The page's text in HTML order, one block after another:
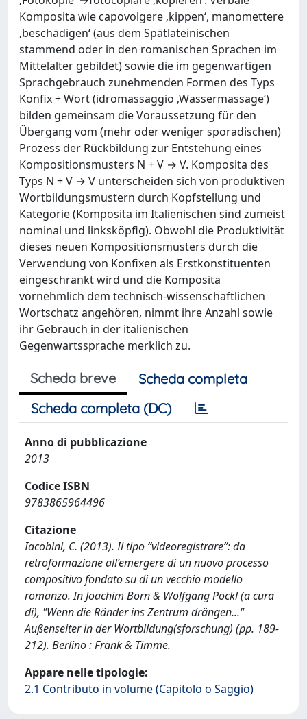
Komposita wie capovolgere ‚kippen‘, manomettere
‚beschädigen‘ (aus dem Spätlateinischen
stammend oder in den romanischen Sprachen im
Mittelalter gebildet) sowie die im gegenwärtigen
Sprachgebrauch zunehmenden Formen des Typs
Konfix + Wort (idromassaggio ‚Wassermassage‘)
bilden gemeinsam die Voraussetzung für den
Übergang vom (mehr oder weniger sporadischen)
Prozess der Rückbildung zur Entstehung eines
Kompositionsmusters N + V → V. Komposita des
Typs N + V → V unterscheiden sich von produktiven
Wortbildungsmustern durch Kopfstellung und
Kategorie (Komposita im Italienischen sind zumeist
nominal und linksköpfig). Obwohl die Produktivität
dieses neuen Kompositionsmusters durch die
Verwendung von Konfixen als Erstkonstituenten
eingeschränkt wird und die Komposita
vornehmlich dem technisch-wissenschaftlichen
Wortschatz angehören, nimmt ihre Anzahl sowie
ihr Gebrauch in der italienischen
Gegenwartssprache merklich zu.
Scheda breve
Scheda completa
Scheda completa (DC)
Anno di pubblicazione
2013
Codice ISBN
9783865964496
Citazione
Iacobini, C. (2013). Il tipo “videoregistrare”: da
retroformazione all’emergere di un nuovo processo
compositivo fondato su di un vecchio modello
romanzo. In Joachim Born & Wolfgang Pöckl (a cura
di), "Wenn die Ränder ins Zentrum drängen..."
Außenseiter in der Wortbildung(sforschung) (pp. 189-
212). Berlino : Frank & Timme.
Appare nelle tipologie:
2.1 Contributo in volume (Capitolo o Saggio)